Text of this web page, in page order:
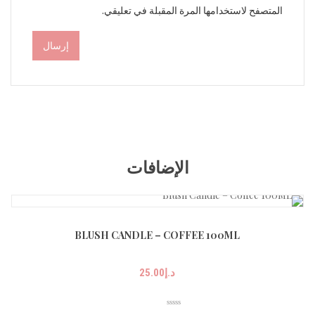
المتصفح لاستخدامها المرة المقبلة في تعليقي.
الإضافات
BLUSH CANDLE – COFFEE 100ML
د.إ25.00